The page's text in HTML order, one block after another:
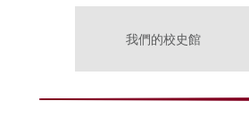
我們的校史館